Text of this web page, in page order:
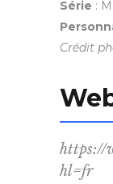
Série :
Crédit
https://
hl=fr